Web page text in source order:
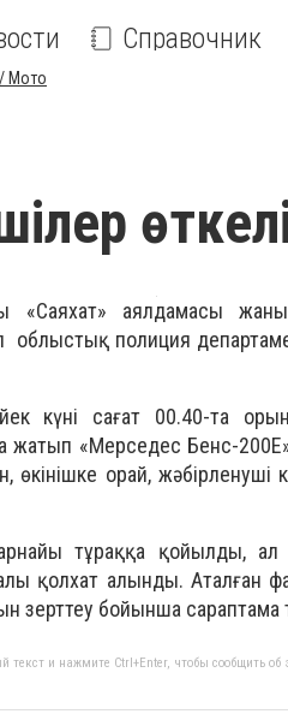
Справочник
Мото
«Саяхат» аялдамасы
полиция
күні сағат 00.40-та
жатып «Мерседес Бенс-200Е»
орай, жәбірленуші
тұраққа қойылды, ал
қолхат алынды. Аталған
зерттеу бойынша
и нажмите Ctrl+Enter, чтобы сообщить об